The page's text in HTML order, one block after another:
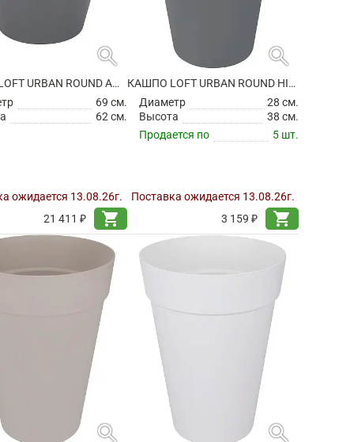
search
КАШПО LOFT URBAN ROUND ANTHRACITE
69 см.
62 см.
ожидается 13.08.26г.
21 411 ₽
shopping_cart
search
КАШПО LOFT URBAN ROUND HIGH ANTHRACITE
Диаметр
28 см.
Высота
38 см.
Продается по
5 шт.
Поставка ожидается 13.08.26г.
3 159 ₽
shopping_cart
search search